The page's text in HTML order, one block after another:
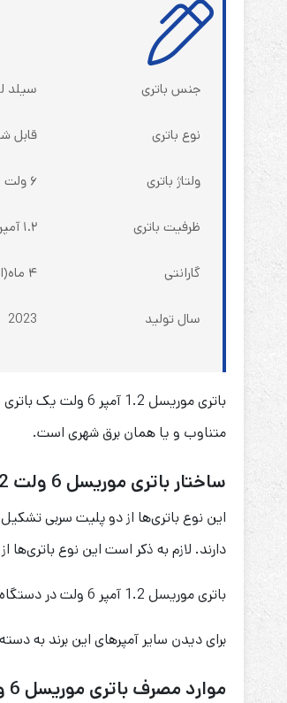
جنس باتری سیلد
نوع باتری قابل
ولتاژ باتری ۶ ولت
ظرفیت باتری ۱.۲ آمپر ساعت
گارانتی ۴ ماه(از تاریخ خرید)
سال تولید 2023
متناوب و یا همان برق شهری است.
ساختار باتری موریسل 6 ولت 1.2 آمپر ساعت Moricell
دارند. لازم به ذکر است این نوع
باتری موریسل 1.2 آمپر 6 ولت در دستگاه‌های زیادی از قبیل سیستم‌های نجات آسانسور، ماشین و موتور‌های شارژی کودکان، یو پی اس و … کاربرد دارد.
برای دیدن سایر آمپرهای این برند به
موارد مصرف باتری موریسل 6 ولت 1.2 آمپر ساعت Moricell